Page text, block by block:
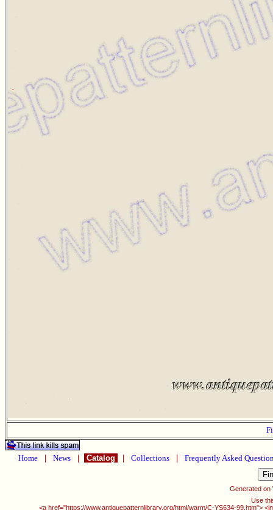
Home News Catalog Collections Frequently Asked
Generated on
Use
<a href="https://www.antiquepatternlibrary.org/html/warm/C-YS634-99.htm">